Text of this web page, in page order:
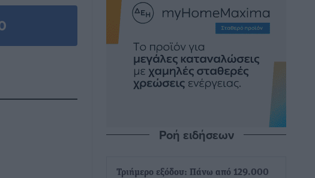
Ροή ειδήσεων
Τριήμερο εξόδου: Πάνω από 129.000